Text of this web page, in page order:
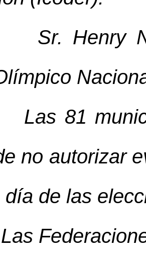
Sr. Henry
Las 81
no autorizar
día de las
Las